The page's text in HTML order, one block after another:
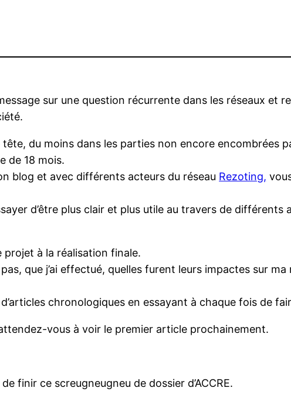
sur une question récurrente dans les réseaux
du moins dans les parties non encore encombrées
de 18 mois.
blog et avec différents acteurs du réseau Rezoting,
d’être plus clair et plus utile au travers de différents
projet à la réalisation finale.
que j’ai effectué, quelles furent leurs impactes sur
chronologiques en essayant à chaque fois de
vous à voir le premier article prochainement.
finir ce screugneugneu de dossier d’ACCRE.